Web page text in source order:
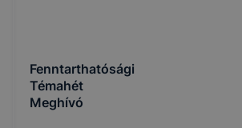
Fenntarthatósági
Témahét
Meghívó